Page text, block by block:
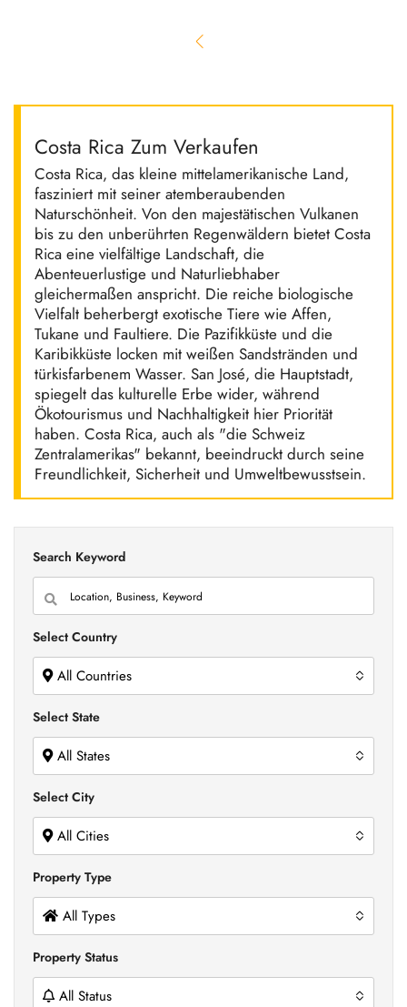
Costa Rica Zum Verkaufen
Costa Rica, das kleine mittelamerikanische Land,
fasziniert mit seiner atemberaubenden
Naturschönheit. Von den majestätischen Vulkanen
bis zu den unberührten Regenwäldern bietet Costa
Rica eine vielfältige Landschaft, die
Abenteuerlustige und Naturliebhaber
gleichermaßen anspricht. Die reiche biologische
Vielfalt beherbergt exotische Tiere wie Affen,
Tukane und Faultiere. Die Pazifikküste und die
Karibikküste locken mit weißen Sandstränden und
türkisfarbenem Wasser. San José, die Hauptstadt,
spiegelt das kulturelle Erbe wider, während
Ökotourismus und Nachhaltigkeit hier Priorität
haben. Costa Rica, auch als "die Schweiz
Zentralamerikas" bekannt, beeindruckt durch seine
Freundlichkeit, Sicherheit und Umweltbewusstsein.
Search Keyword
Select Country
All Countries
Select State
All States
Select City
All Cities
Property Type
All Types
Property Status
All Status